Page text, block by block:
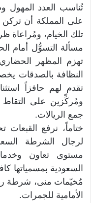
تُناسب العدد المهول
على المملكة أن تركن
تلك الخيام، ومُراعاة
مسألة التسوُّل أمام
تهزم المظهر
النظافة بالصدقات
تقدم لهم حافزاً
ومُركِّزين على التقاط
جمع الريالات.
ختاماً، نرفع القبعات
لرجال الشرطة
مستوى تعاون
السعودية بمسمياتها
مُخيّمات منى، شرطة
الأمامية للجمرات.